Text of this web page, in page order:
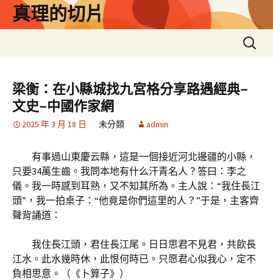
真理的切片
搜
尋
字:
梁衡：在小縣城找九宮格分享路遇經典–
文史–中國作家網
2025 年 3 月 18 日 未分類 admin
有事過山東慶云縣，這是一個接近河北邊疆的小縣，
只要34萬生齒。我問本地有什么汗青名人？答曰：李之
儀。我一時感到耳熟，又不知其所為。主人說：“我住長江
頭”，我一拍桌子：“他竟是你們這里的人？”于是，主客齊
聲背誦道：
我住長江頭，君住長江尾。日日思君不見君，共飲長
江水。此水幾時休，此恨何時已。只愿君心似我心，定不
負相思意。（《卜算子》）